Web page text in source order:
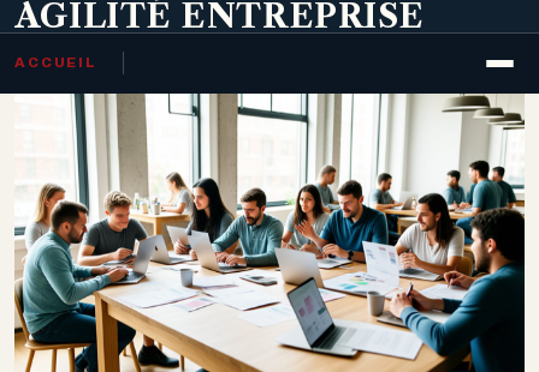
AGILITÉ ENTREPRISE
ACCUEIL